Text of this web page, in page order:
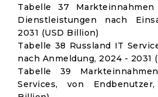
Tabelle 37
Dienstleistungen nach
2031 (USD Billion)
Tabelle 38 Russland IT
nach Anmeldung, 2024 - 2031
Tabelle 39
Services, von